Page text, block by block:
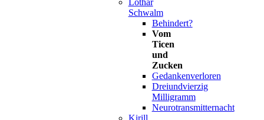
Schwalm
Behindert?
Vom
Ticen
und
Zucken
Gedankenverloren
Dreiundvierzig
Milligramm
Neurotransmitternacht
Kirill